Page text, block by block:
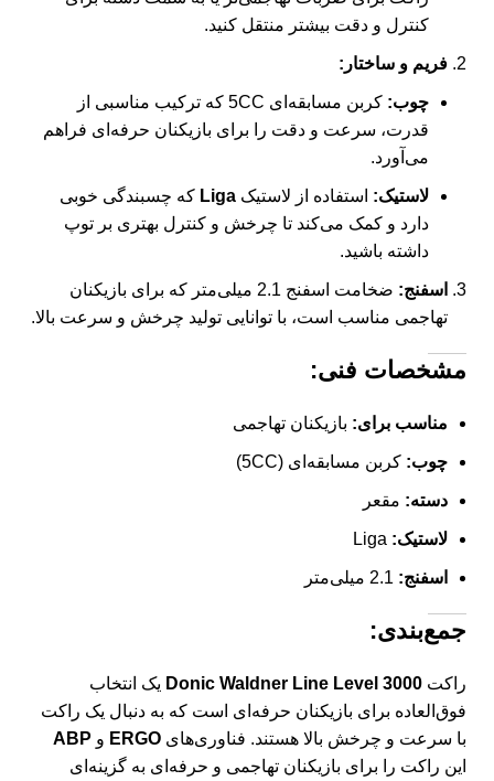
کنترل و دقت بیشتر منتقل کنید.
فریم و ساختار:
چوب:
کربن مسابقه‌ای 5CC که ترکیب مناسبی از
قدرت، سرعت و دقت را برای بازیکنان حرفه‌ای فراهم
می‌آورد.
لاستیک: استفاده از لاستیک Liga که چسبندگی خوبی
دارد و کمک می‌کند تا چرخش و کنترل بهتری بر توپ
داشته باشید.
اسفنج:
ضخامت اسفنج 2.1 میلی‌متر که برای بازیکنان
تهاجمی مناسب است، با توانایی تولید چرخش و سرعت بالا.
مشخصات فنی:
مناسب برای: بازیکنان تهاجمی
چوب: کربن مسابقه‌ای (5CC)
دسته: مقعر
لاستیک:
اسفنج:
جمع‌بندی:
راکت Donic Waldner Line Level 3000 یک انتخاب
فوق‌العاده برای بازیکنان حرفه‌ای است که به دنبال یک راکت
با سرعت و چرخش بالا هستند. فناوری‌های ERGO و ABP
این راکت را برای بازیکنان تهاجمی و حرفه‌ای به گزینه‌ای